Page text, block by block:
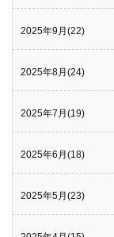
2025年9月(22)
2025年8月(24)
2025年7月(19)
2025年6月(18)
2025年5月(23)